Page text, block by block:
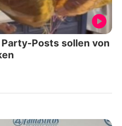
Posts sollen von